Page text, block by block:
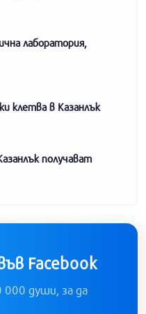
лаборатория,
клетва в Казанлък
получават
Facebook
000 души, за да